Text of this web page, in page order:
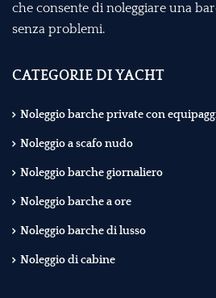
che consente di noleggiare una
senza problemi.
CATEGORIE DI YACHT
Noleggio barche private con
Noleggio a scafo nudo
Noleggio barche giornaliero
Noleggio barche a ore
Noleggio barche di lusso
Noleggio di cabine